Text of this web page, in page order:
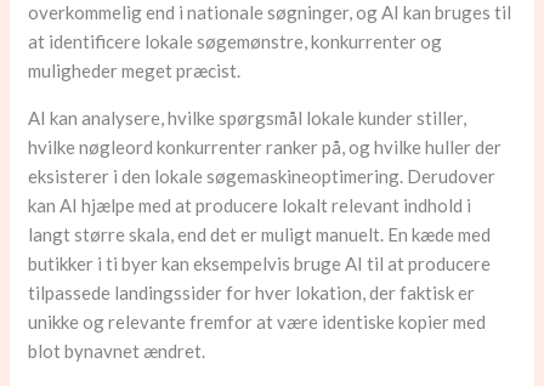
overkommelig end i nationale søgninger, og AI kan bruges til
at identificere lokale søgemønstre, konkurrenter og
muligheder meget præcist.
AI kan analysere, hvilke spørgsmål lokale kunder stiller,
hvilke nøgleord konkurrenter ranker på, og hvilke huller der
eksisterer i den lokale søgemaskineoptimering. Derudover
kan AI hjælpe med at producere lokalt relevant indhold i
langt større skala, end det er muligt manuelt. En kæde med
butikker i ti byer kan eksempelvis bruge AI til at producere
tilpassede landingssider for hver lokation, der faktisk er
unikke og relevante fremfor at være identiske kopier med
blot bynavnet ændret.